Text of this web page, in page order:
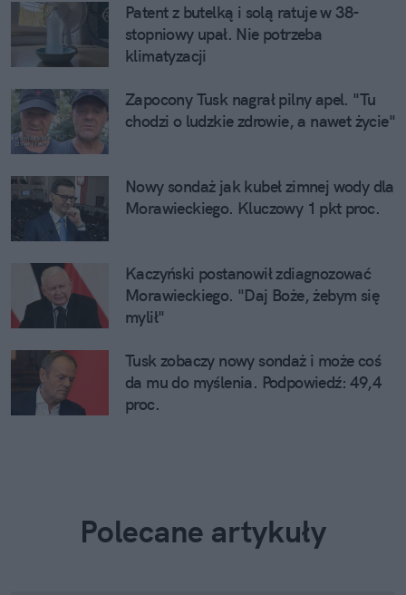
Patent z butelką i solą ratuje w 38-
stopniowy upał. Nie potrzeba
klimatyzacji
Zapocony Tusk nagrał pilny apel. "Tu
chodzi o ludzkie zdrowie, a nawet życie"
Nowy sondaż jak kubeł zimnej wody dla
Morawieckiego. Kluczowy 1 pkt proc.
Kaczyński postanowił zdiagnozować
Morawieckiego. "Daj Boże, żebym się
mylił"
Tusk zobaczy nowy sondaż i może coś
da mu do myślenia. Podpowiedź: 49,4
proc.
Polecane artykuły